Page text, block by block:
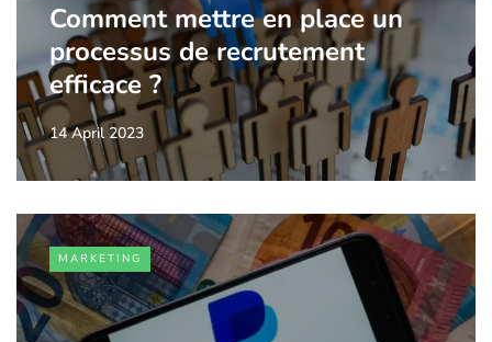
Comment mettre en place un
processus de recrutement
efficace ?
14 April 2023
MARKETING